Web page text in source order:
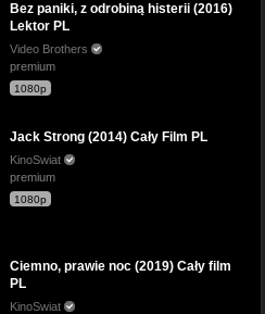
Bez paniki, z odrobiną histerii (2016)
Lektor PL
Video Brothers
premium
1080p
Jack Strong (2014) Cały Film PL
KinoSwiat
premium
1080p
Ciemno, prawie noc (2019) Cały film
PL
KinoSwiat